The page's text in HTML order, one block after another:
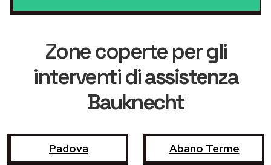
Zone coperte per gli
interventi diassistenza
Bauknecht
Padova Abano Terme